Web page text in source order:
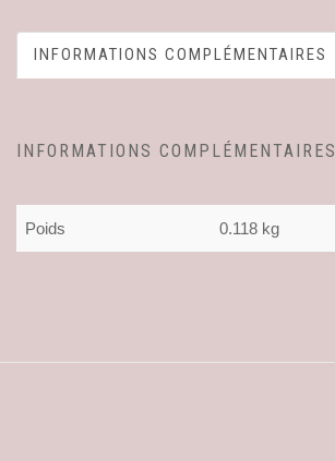
INFORMATIONS COMPLÉMENTAIRES
INFORMATIONS COMPLÉMENTAIRES
Poids 0.118 kg